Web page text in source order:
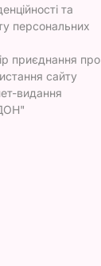
та
персональних
приєднання про
сайту
видання